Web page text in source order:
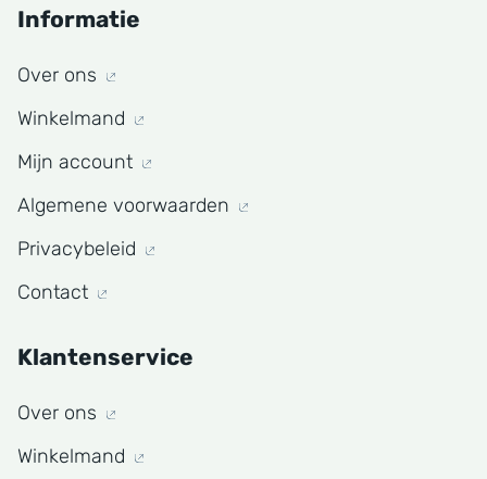
Informatie
Over ons
Winkelmand
Mijn account
Algemene voorwaarden
Privacybeleid
Contact
Klantenservice
Over ons
Winkelmand